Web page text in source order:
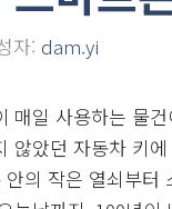
자: dam.yi
매일 사용하는 물
않았던 자동차 키
의 작은 열쇠부터